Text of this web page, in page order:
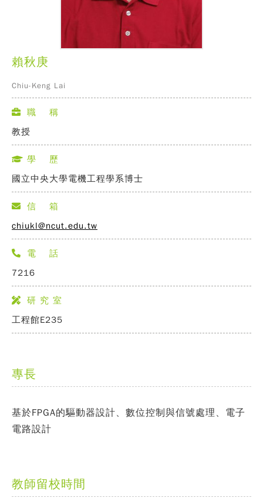
賴秋庚
Chiu-Keng Lai
職 稱
教授
學 歷
國立中央大學電機工程學系博士
信 箱
chiukl@ncut.edu.tw
電 話
7216
研 究 室
工程館E235
專長
基於FPGA的驅動器設計、數位控制與信號處理、電子
電路設計
教師留校時間